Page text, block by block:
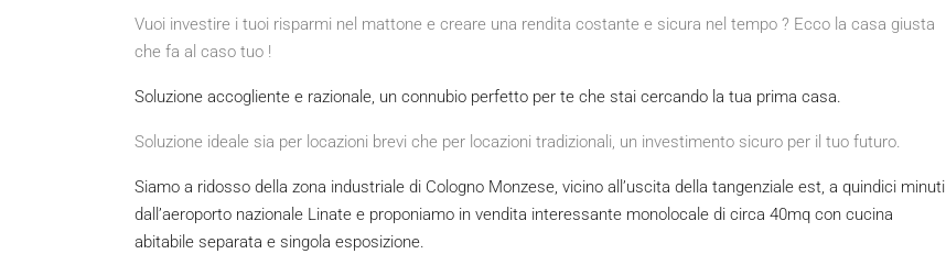
Vuoi investire i tuoi risparmi nel mattone e creare una rendita costante e sicura nel tempo ? Ecco la casa giusta
che fa al caso tuo !
Soluzione accogliente e razionale, un connubio perfetto per te che stai cercando la tua prima casa.
Soluzione ideale sia per locazioni brevi che per locazioni tradizionali, un investimento sicuro per il tuo futuro.
Siamo a ridosso della zona industriale di Cologno Monzese, vicino all’uscita della tangenziale est, a quindici minuti
dall’aeroporto nazionale Linate e proponiamo in vendita interessante monolocale di circa 40mq con cucina
abitabile separata e singola esposizione.